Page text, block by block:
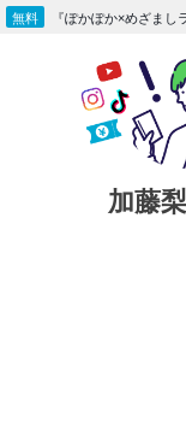
Skip
加藤